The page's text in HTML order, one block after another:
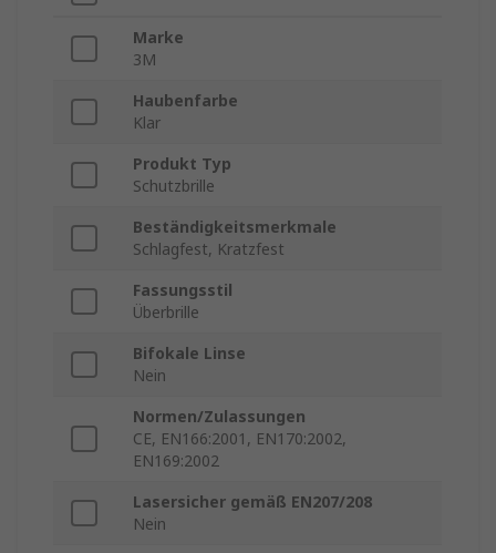
Marke
3M
Haubenfarbe
Klar
Produkt Typ
Schutzbrille
Beständigkeitsmerkmale
Schlagfest, Kratzfest
Fassungsstil
Überbrille
Bifokale Linse
Nein
Normen/Zulassungen
CE, EN166:2001, EN170:2002,
EN169:2002
Lasersicher gemäß EN207/208
Nein